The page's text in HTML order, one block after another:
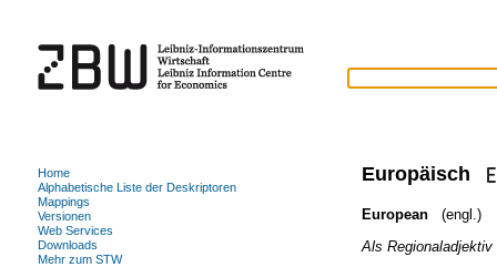
Europäisch
European
(engl.)
Als Regionaladjektiv
Home
Alphabetische Liste der Deskriptoren
Mappings
Versionen
Web Services
Downloads
Mehr zum STW